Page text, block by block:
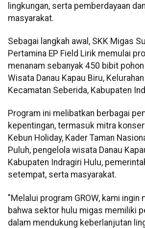
lingkungan, serta pemberdayaan
masyarakat.
Sebagai langkah awal, SKK Migas
Pertamina EP Field Lirik memulai
menanam sebanyak 450 bibit
Wisata Danau Kapau Biru,
Kecamatan Seberida, Kabupaten
Program ini melibatkan berbagai
kepentingan, termasuk mitra
Kebun Holiday, Kader Taman
Puluh, pengelola wisata Danau
Kabupaten Indragiri Hulu,
setempat, serta masyarakat.
"Melalui program GROW, kami ingin
bahwa sektor hulu migas memiliki
dalam mendukung keberlanjutan